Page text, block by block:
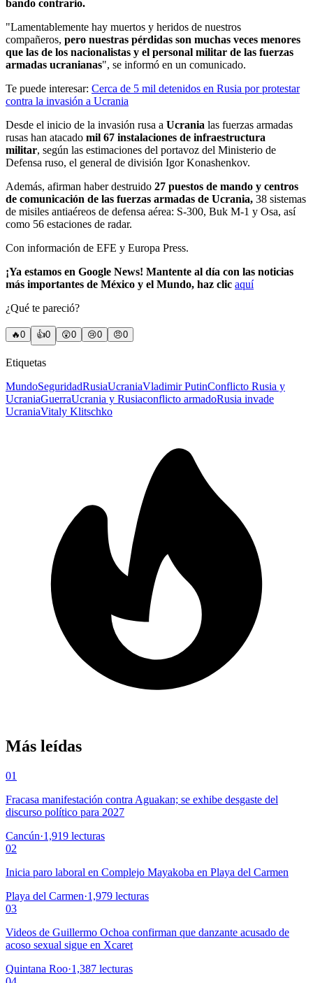
bando contrario.
"Lamentablemente hay muertos y heridos de nuestros
compañeros, pero nuestras pérdidas son muchas veces menores
que las de los nacionalistas y el personal militar de las fuerzas
armadas ucranianas", se informó en un comunicado.
Te puede interesar: Cerca de 5 mil detenidos en Rusia por protestar
contra la invasión a Ucrania
Desde el inicio de la invasión rusa a Ucrania las fuerzas armadas
rusas han atacado mil 67 instalaciones de infraestructura
militar, según las estimaciones del portavoz del Ministerio de
Defensa ruso, el general de división Igor Konashenkov.
Además, afirman haber destruido 27 puestos de mando y centros
de comunicación de las fuerzas armadas de Ucrania, 38 sistemas
de misiles antiaéreos de defensa aérea: S-300, Buk M-1 y Osa, así
como 56 estaciones de radar.
Con información de EFE y Europa Press.
¡Ya estamos en Google News! Mantente al día con las noticias
más importantes de México y el Mundo, haz clic aquí
¿Qué te pareció?
🔥0 👍0 😲0 😢0 😠0
Etiquetas
MundoSeguridadRusiaUcraniaVladimir PutinConflicto Rusia y
UcraniaGuerraUcrania y Rusiaconflicto armadoRusia invade
UcraniaVitaly Klitschko
Más leídas
01
Fracasa manifestación contra Aguakan; se exhibe desgaste del
discurso político para 2027
Cancún·1,919 lecturas
02
Inicia paro laboral en Complejo Mayakoba en Playa del Carmen
Playa del Carmen·1,979 lecturas
03
Videos de Guillermo Ochoa confirman que danzante acusado de
acoso sexual sigue en Xcaret
Quintana Roo·1,387 lecturas